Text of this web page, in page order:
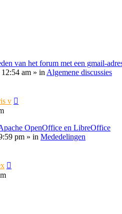
van het forum met een gmail-
am » in Algemene discussies
v
OpenOffice en LibreOffice
pm » in Mededelingen